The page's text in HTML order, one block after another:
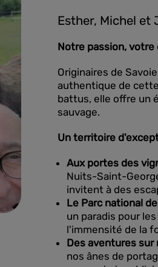
Esther, Michel et
Notre passion,
Originaires de
authentique de
battus, elle offre un
sauvage.
Un territoire
Aux portes des
Nuits-Saint-
invitent à des
Le Parc national
un paradis pour
l'immensité de la
Des aventures sur
nos ânes de